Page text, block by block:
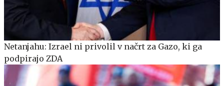
Netanjahu: Izrael ni privolil v načrt za Gazo, ki ga
podpirajo ZDA